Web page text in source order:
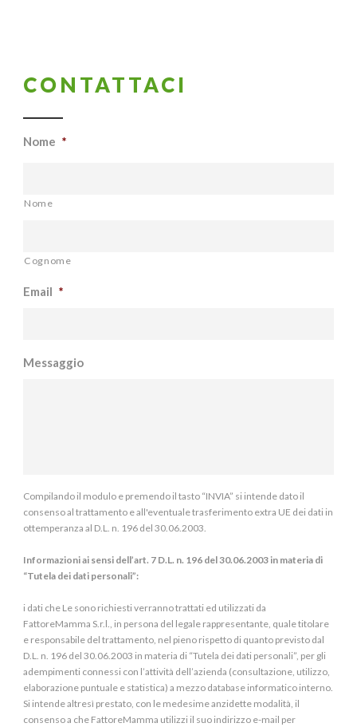
CONTATTACI
Nome *
Nome
Cognome
Email *
Messaggio
Compilando il modulo e premendo il tasto “INVIA” si intende dato il
consenso al trattamento e all'eventuale trasferimento extra UE dei dati in
ottemperanza al D.L. n. 196 del 30.06.2003.
Informazioni ai sensi dell’art. 7 D.L. n. 196 del 30.06.2003 in materia di
“Tutela dei dati personali”:
i dati che Le sono richiesti verranno trattati ed utilizzati da
FattoreMamma S.r.l., in persona del legale rappresentante, quale titolare
e responsabile del trattamento, nel pieno rispetto di quanto previsto dal
D.L. n. 196 del 30.06.2003 in materia di “Tutela dei dati personali”, per gli
adempimenti connessi con l’attività dell’azienda (consultazione, utilizzo,
elaborazione puntuale e statistica) a mezzo database informatico interno.
Si intende altresì prestato, con le medesime anzidette modalità, il
consenso a che FattoreMamma utilizzi il suo indirizzo e-mail per